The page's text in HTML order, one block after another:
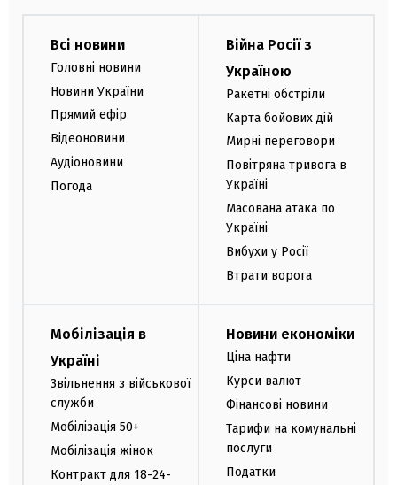
Всі новини
Головні новини
Новини України
Прямий ефір
Відеоновини
Аудіоновини
Погода
Війна Росії з
Україною
Ракетні обстріли
Карта бойових дій
Мирні переговори
Повітряна тривога в
Україні
Масована атака по
Україні
Вибухи у Росії
Втрати ворога
Мобілізація в
Україні
Звільнення з військової
служби
Мобілізація 50+
Мобілізація жінок
Контракт для 18-24-
Новини економіки
Ціна нафти
Курси валют
Фінансові новини
Тарифи на комунальні
послуги
Податки